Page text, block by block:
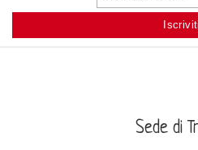
Sede di